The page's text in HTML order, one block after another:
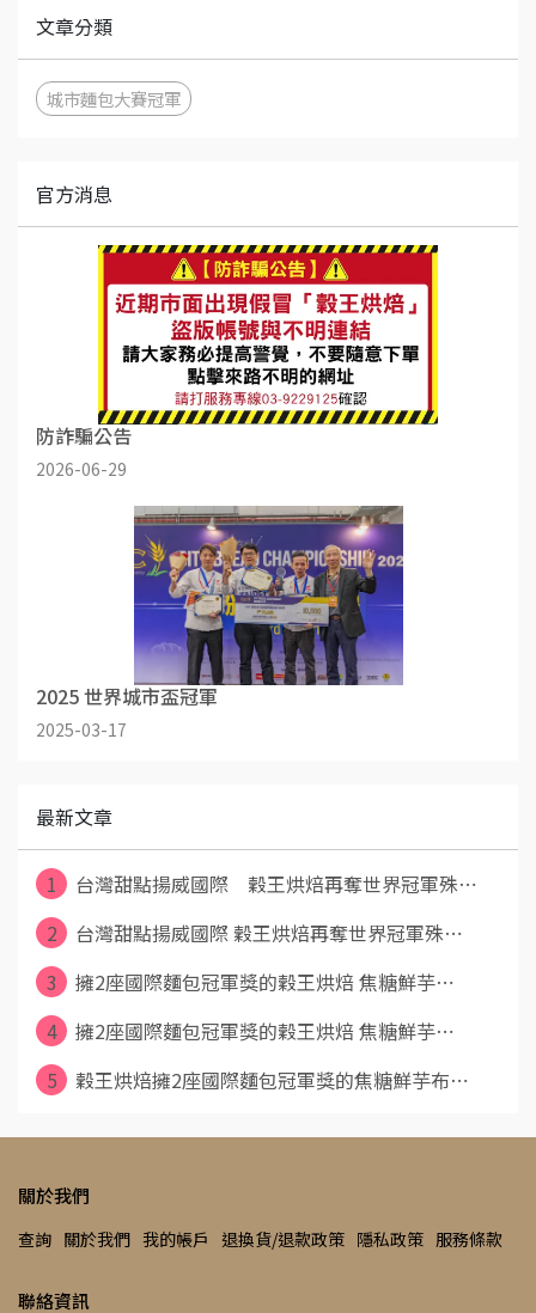
文章分類
城市麵包大賽冠軍
官方消息
防詐騙公告
2026-06-29
2025 世界城市盃冠軍
2025-03-17
最新文章
1
台灣甜點揚威國際 穀王烘焙再奪世界冠軍殊⋯
2
台灣甜點揚威國際 穀王烘焙再奪世界冠軍殊⋯
3
擁2座國際麵包冠軍獎的穀王烘焙 焦糖鮮芋⋯
4
擁2座國際麵包冠軍獎的穀王烘焙 焦糖鮮芋⋯
5
穀王烘焙擁2座國際麵包冠軍獎的焦糖鮮芋布⋯
關於我們
查詢 關於我們 我的帳戶 退換貨/退款政策 隱私政策 服務條款
聯絡資訊